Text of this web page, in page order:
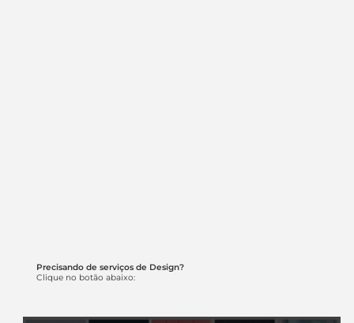
Precisando de serviços de Design?
Clique no botão abaixo: